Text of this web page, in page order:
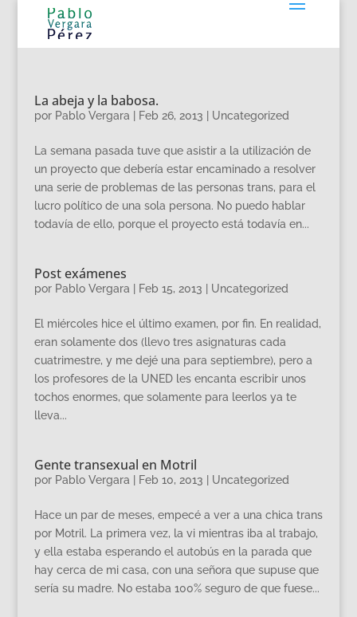
La abeja y la babosa.
por Pablo Vergara Feb 26, 2013 Uncategorized
La semana pasada tuve que asistir a la utilización de
un proyecto que debería estar encaminado a resolver
una serie de problemas de las personas trans, para el
lucro político de una sola persona. No puedo hablar
todavía de ello, porque el proyecto está todavía en...
Post exámenes
por Pablo Vergara Feb 15, 2013 Uncategorized
El miércoles hice el último examen, por fin. En realidad,
eran solamente dos (llevo tres asignaturas cada
cuatrimestre, y me dejé una para septiembre), pero a
los profesores de la UNED les encanta escribir unos
tochos enormes, que solamente para leerlos ya te
lleva...
Gente transexual en Motril
por Pablo Vergara Feb 10, 2013 Uncategorized
Hace un par de meses, empecé a ver a una chica trans
por Motril. La primera vez, la vi mientras iba al trabajo,
y ella estaba esperando el autobús en la parada que
hay cerca de mi casa, con una señora que supuse que
sería su madre. No estaba 100% seguro de que fuese...